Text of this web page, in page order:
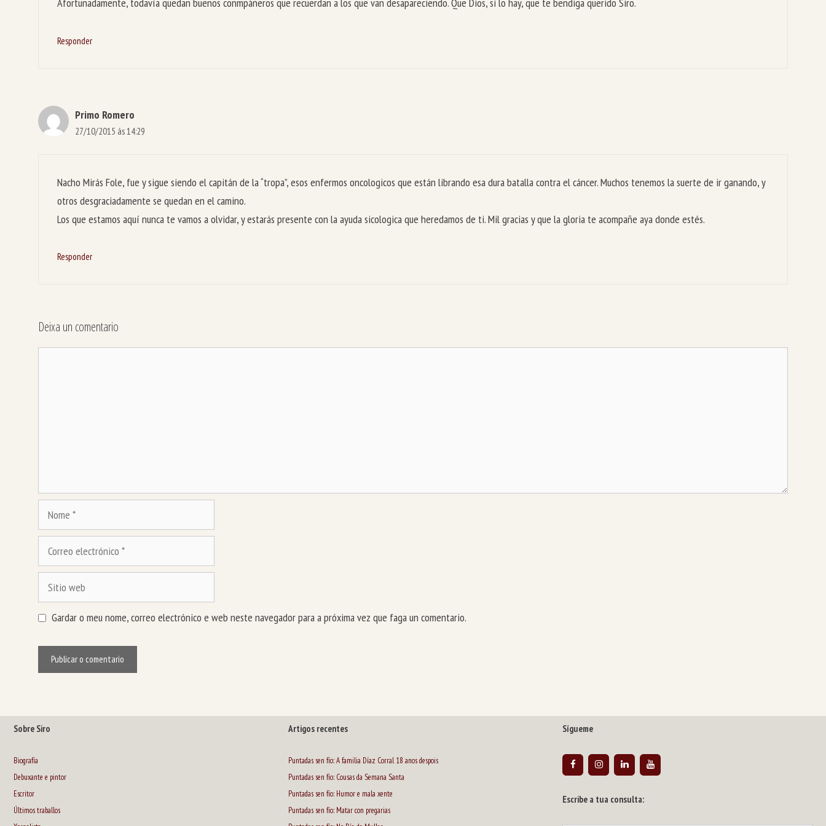
Responder
Primo Romero
27/10/2015 ás 14:29
Nacho Mirás Fole, fue y sigue siendo el capitán de la “tropa”, esos enfermos oncologicos que están librando esa dura batalla contra el cáncer. Muchos tenemos la suerte de ir ganando, y
otros desgraciadamente se quedan en el camino.
Los que estamos aquí nunca te vamos a olvidar, y estarás presente con la ayuda sicologica que heredamos de ti. Mil gracias y que la gloria te acompañe aya donde estés.
Responder
Deixa un comentario
Nome
Correo
electrónico
Sitio
web
Gardar o meu nome, correo electrónico e web neste navegador para a próxima vez que faga un comentario.
Sobre Siro
Biografía
Debuxante e pintor
Escritor
Últimos traballos
Artigos recentes
Puntadas sen fío: A familia Díaz Corral 18 anos despois
Puntadas sen fío: Cousas da Semana Santa
Puntadas sen fío: Humor e mala xente
Puntadas sen fío: Matar con pregarias
Sígueme
Escribe a tua consulta: